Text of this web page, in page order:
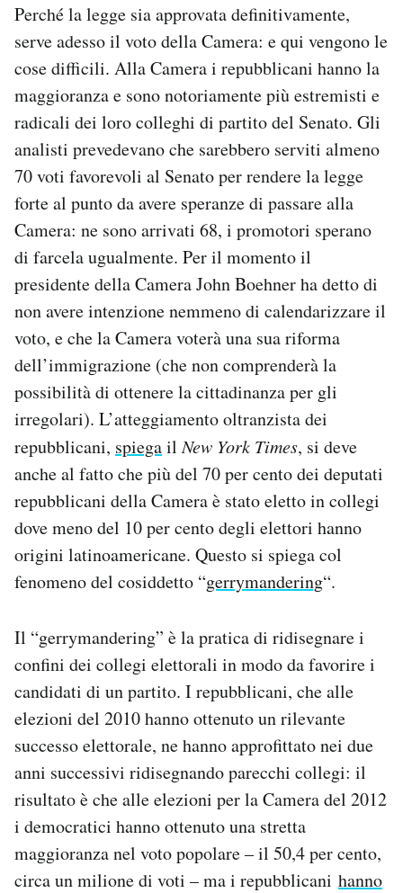
Perché la legge sia approvata definitivamente,
serve adesso il voto della Camera: e qui vengono le
cose difficili. Alla Camera i repubblicani hanno la
maggioranza e sono notoriamente più estremisti e
radicali dei loro colleghi di partito del Senato. Gli
analisti prevedevano che sarebbero serviti almeno
70 voti favorevoli al Senato per rendere la legge
forte al punto da avere speranze di passare alla
Camera: ne sono arrivati 68, i promotori sperano
di farcela ugualmente. Per il momento il
presidente della Camera John Boehner ha detto di
non avere intenzione nemmeno di calendarizzare il
voto, e che la Camera voterà una sua riforma
dell’immigrazione (che non comprenderà la
possibilità di ottenere la cittadinanza per gli
irregolari). L’atteggiamento oltranzista dei
repubblicani, spiegailNew York Times, si deve
anche al fatto che più del 70 per cento dei deputati
repubblicani della Camera è stato eletto in collegi
dove meno del 10 per cento degli elettori hanno
origini latinoamericane. Questo si spiega col
fenomeno del cosiddetto “gerrymandering“.
Il “gerrymandering” è la pratica di ridisegnare i
confini dei collegi elettorali in modo da favorire i
candidati di un partito. I repubblicani, che alle
elezioni del 2010 hanno ottenuto un rilevante
successo elettorale, ne hanno approfittato nei due
anni successivi ridisegnando parecchi collegi: il
risultato è che alle elezioni per la Camera del 2012
i democratici hanno ottenuto una stretta
maggioranza nel voto popolare – il 50,4 per cento,
circa un milione di voti – ma i repubblicani hanno